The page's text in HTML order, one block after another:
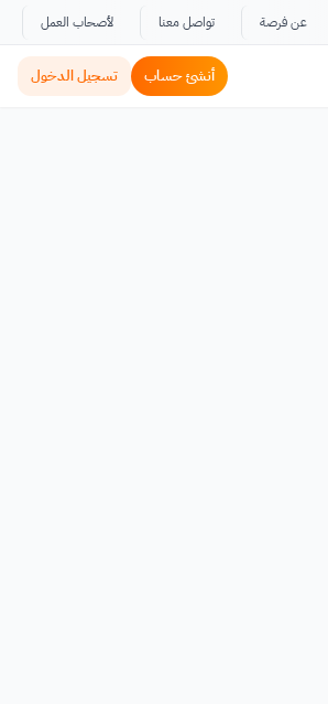
عن فرصة تواصل معنا لأصحاب العمل
أنشئ حساب تسجيل الدخول